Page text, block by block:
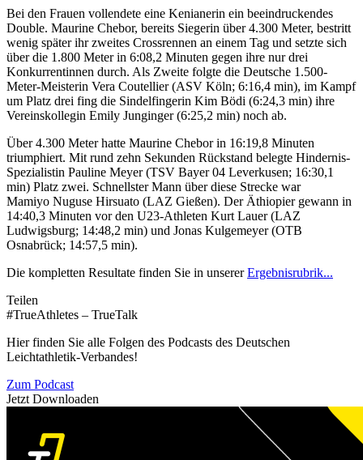
Bei den Frauen vollendete eine Kenianerin ein beeindruckendes
Double. Maurine Chebor, bereits Siegerin über 4.300 Meter, bestritt
wenig später ihr zweites Crossrennen an einem Tag und setzte sich
über die 1.800 Meter in 6:08,2 Minuten gegen ihre nur drei
Konkurrentinnen durch. Als Zweite folgte die Deutsche 1.500-
Meter-Meisterin Vera Coutellier (ASV Köln; 6:16,4 min), im Kampf
um Platz drei fing die Sindelfingerin Kim Bödi (6:24,3 min) ihre
Vereinskollegin Emily Junginger (6:25,2 min) noch ab.
Über 4.300 Meter hatte Maurine Chebor in 16:19,8 Minuten
triumphiert. Mit rund zehn Sekunden Rückstand belegte Hindernis-
Spezialistin Pauline Meyer (TSV Bayer 04 Leverkusen; 16:30,1
min) Platz zwei. Schnellster Mann über diese Strecke war
Mamiyo Nuguse Hirsuato (LAZ Gießen). Der Äthiopier gewann in
14:40,3 Minuten vor den U23-Athleten Kurt Lauer (LAZ
Ludwigsburg; 14:48,2 min) und Jonas Kulgemeyer (OTB
Osnabrück; 14:57,5 min).
Die kompletten Resultate finden Sie in unsererErgebnisrubrik...
Teilen
#TrueAthletes – TrueTalk
Hier finden Sie alle Folgen des Podcasts des Deutschen
Leichtathletik-Verbandes!
Zum Podcast
Jetzt Downloaden